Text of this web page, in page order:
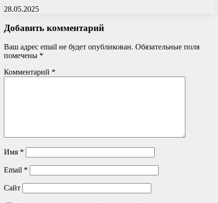
28.05.2025
Добавить комментарий
Ваш адрес email не будет опубликован. Обязательные поля
помечены *
Комментарий *
Имя *
Email *
Сайт